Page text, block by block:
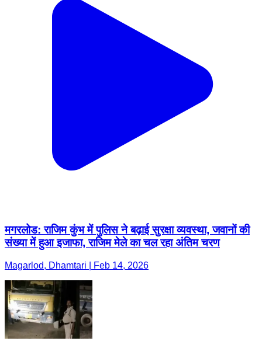
मगरलोड: राजिम कुंभ में पुलिस ने बढ़ाई सुरक्षा व्यवस्था, जवानों की
संख्या में हुआ इजाफा, राजिम मेले का चल रहा अंतिम चरण
Magarlod, Dhamtari | Feb 14, 2026